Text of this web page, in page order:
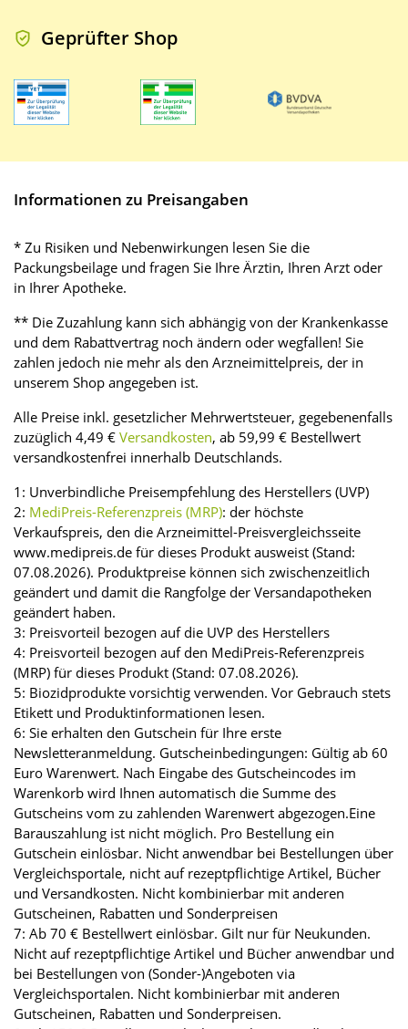
Geprüfter Shop
Informationen zu Preisangaben
* Zu Risiken und Nebenwirkungen lesen Sie die
Packungsbeilage und fragen Sie Ihre Ärztin, Ihren Arzt oder
in Ihrer Apotheke.
** Die Zuzahlung kann sich abhängig von der Krankenkasse
und dem Rabattvertrag noch ändern oder wegfallen! Sie
zahlen jedoch nie mehr als den Arzneimittelpreis, der in
unserem Shop angegeben ist.
Alle Preise inkl. gesetzlicher Mehrwertsteuer, gegebenenfalls
zuzüglich 4,49 € Versandkosten, ab 59,99 € Bestellwert
versandkostenfrei innerhalb Deutschlands.
1: Unverbindliche Preisempfehlung des Herstellers (UVP)
2: MediPreis-Referenzpreis (MRP): der höchste
Verkaufspreis, den die Arzneimittel-Preisvergleichsseite
www.medipreis.de für dieses Produkt ausweist (Stand:
07.08.2026). Produktpreise können sich zwischenzeitlich
geändert und damit die Rangfolge der Versandapotheken
geändert haben.
3: Preisvorteil bezogen auf die UVP des Herstellers
4: Preisvorteil bezogen auf den MediPreis-Referenzpreis
(MRP) für dieses Produkt (Stand: 07.08.2026).
5: Biozidprodukte vorsichtig verwenden. Vor Gebrauch stets
Etikett und Produktinformationen lesen.
6: Sie erhalten den Gutschein für Ihre erste
Newsletteranmeldung. Gutscheinbedingungen: Gültig ab 60
Euro Warenwert. Nach Eingabe des Gutscheincodes im
Warenkorb wird Ihnen automatisch die Summe des
Gutscheins vom zu zahlenden Warenwert abgezogen.Eine
Barauszahlung ist nicht möglich. Pro Bestellung ein
Gutschein einlösbar. Nicht anwendbar bei Bestellungen über
Vergleichsportale, nicht auf rezeptpflichtige Artikel, Bücher
und Versandkosten. Nicht kombinierbar mit anderen
Gutscheinen, Rabatten und Sonderpreisen
7: Ab 70 € Bestellwert einlösbar. Gilt nur für Neukunden.
Nicht auf rezeptpflichtige Artikel und Bücher anwendbar und
bei Bestellungen von (Sonder-)Angeboten via
Vergleichsportalen. Nicht kombinierbar mit anderen
Gutscheinen, Rabatten und Sonderpreisen.